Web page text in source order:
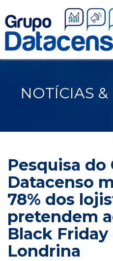
NOTÍCIAS
Pesquisa do
Datacenso
78% dos
pretendem
Black Friday
Londrina